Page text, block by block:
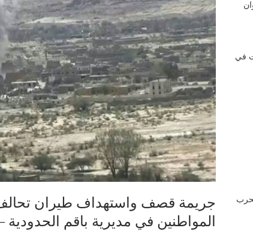
جريمة قصف واستهداف طيران
المواطنين في مديرية باقم الحدودية –
بحق (6) فتيات في
من الحرب